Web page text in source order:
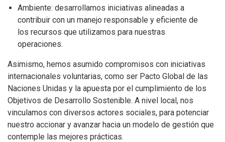
Ambiente: desarrollamos iniciativas alineadas a
contribuir con un manejo responsable y eficiente de
los recursos que utilizamos para nuestras
operaciones.
Asimismo, hemos asumido compromisos con iniciativas
internacionales voluntarias, como ser Pacto Global de las
Naciones Unidas y la apuesta por el cumplimiento de los
Objetivos de Desarrollo Sostenible. A nivel local, nos
vinculamos con diversos actores sociales, para potenciar
nuestro accionar y avanzar hacia un modelo de gestión que
contemple las mejores prácticas.